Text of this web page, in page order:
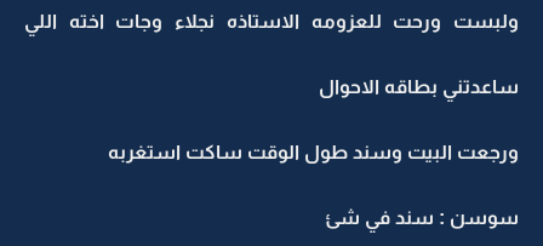
ولبست ورحت للعزومه الاستاذه نجلاء وجات اخته اللي
ساعدتني بطاقه الاحوال
ورجعت البيت وسند طول الوقت ساكت استغربه
سوسن : سند في شئ